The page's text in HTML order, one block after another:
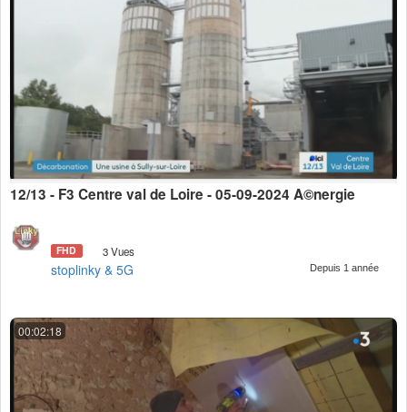
12/13 - F3 Centre val de Loire - 05-09-2024 Ã©nergie
FHD 3 Vues
stoplinky & 5G Depuis 1 année
00:02:18